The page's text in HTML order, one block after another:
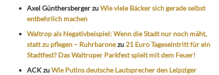
Axel GünthersbergerzuWie viele Bäcker sich gerade selbst
entbehrlich machen
Waltrop als Negativbeispiel: Wenn die Stadt nur noch mäht,
statt zu pflegen – Ruhrbaronezu 21 Euro Tageseintritt für ein
Stadtfest? Das Waltroper Parkfest spielt mit dem Feuer!
ACKzuWie Putins deutsche Lautsprecher den Leipziger